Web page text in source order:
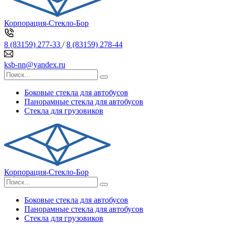
Корпорация-Стекло-Бор
8 (83159) 277-33 /8 (83159) 278-44
ksb-nn@yandex.ru
Боковые стекла для автобусов
Панорамные стекла для автобусов
Стекла для грузовиков
Корпорация-Стекло-Бор
Боковые стекла для автобусов
Панорамные стекла для автобусов
Стекла для грузовиков